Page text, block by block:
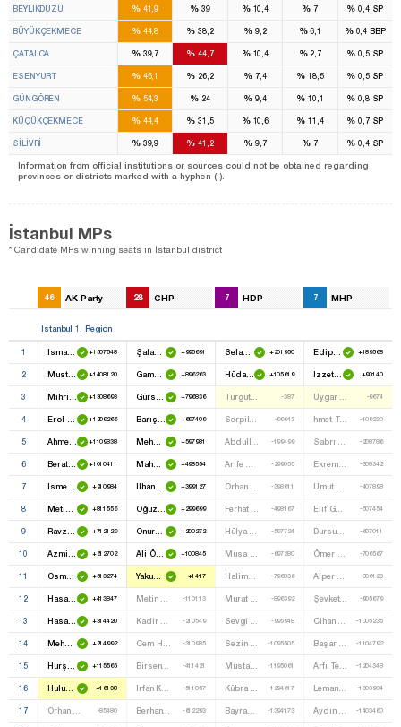
BEYLİKDÜZÜ %41,9 % 39 %10,4 % 7 % 0,4 SP
BÜYÜKÇEKMECE %44,8 % 38,2 % 9,2 %6,1 %0,4BBP
ÇATALCA %39,7 % 44,7 %10,4 %2,7 % 0,5 SP
ESENYURT %46,1 % 26,2 % 7,4 % 18,5 % 0,5 SP
GÜNGÖREN %54,3 % 24 % 9,4 % 10,1 % 0,8 SP
KÜÇÜKÇEKMECE %44,4 % 31,5 %10,6 % 11,4 % 0,7 SP
SİLİVRİ %39,9 % 41,2 % 9,7 % 7 % 0,4 SP
Information from official institutions or sources could not be obtained regarding
provinces or districts marked with a hyphen (-).
İstanbul MPs
* Candidate MPs winning seats in İstanbul district
46 AK Party 28 CHP 7 HDP 7 MHP
Istanbul 1. Region
1 Ismail Kahraman +1507548 Şafak Pavey +995691 Selahattin Demirtaş +201950 Edip Semih Yalçın +189568
2 Mustafa Ataş +1408120 Gamze Akkuş Ilgezdi +896263 Hüda Kaya +105619 Izzet Ulvi Yönter +90140
3 +1308693 +796836 Turgut Öker -387 -9674
4 +1209266 +697409 -99943 hmet Turgut -109230
5 Ahmet Berat Çonkar +1109838 Mehmet Akif Hamzaçebi +597981 -199499 -208786
6 Berat Albayrak +1010411 Mahmut Tanal +498554 -299055 Ekrem Düzgün -308342
7 Ismet Uçma +910984 +399127 -398611 -407898
8 +811556 +299699 -498167 Elif Gonca -507454
9 +712129 Onursal Adıgüzel +200272 -597724 Dursun Çolak -607011
10 +612702 Ali Özcan +100845 -697280 -706567
11 Osman Boyraz +513274 Yakup Akkaya +1417 Halime Yavuz -796836 -806123
12 Hasan Turan +413847 -110113 -896392 Şevket Talha Apuhan -905679
13 Hasan Sert +314420 -210549 -995948 -1005235
14 Mehmet Ali Pulcu +214992 -310985 -1095505 -1104792
15 +115565 Birsen Tursun Demirel -411421 Mustafa Taşdelen -1195061 -1204348
16 Hulusi Şentürk +16138 -511857 -1294617 Leman Süheyla -1303904
17 -85480 Berhan Şimşek -612293 Bayram Yaşlı -1394173 -1403460